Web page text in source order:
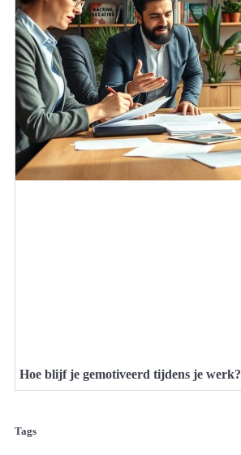
Hoe blijf je gemotiveerd tijdens je werk?
Tags